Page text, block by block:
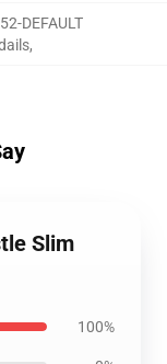
DEFAULT
,
Slim
100%